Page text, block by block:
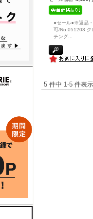
●セール●※返品
可/No.051203 ク
チング
5 件中 1-5 件表